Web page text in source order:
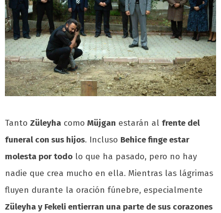
Tanto Züleyha como Müjgan estarán al frente del
funeral con sus hijos. Incluso Behice finge estar
molesta por todo lo que ha pasado, pero no hay
nadie que crea mucho en ella. Mientras las lágrimas
fluyen durante la oración fúnebre, especialmente
Züleyha y Fekeli entierran una parte de sus corazones